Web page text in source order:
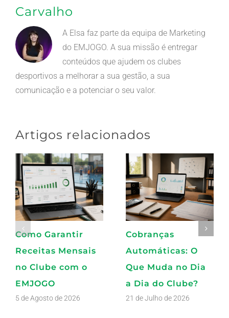
Carvalho
A Elsa faz parte da equipa de Marketing
do EMJOGO. A sua missão é entregar
conteúdos que ajudem os clubes
desportivos a melhorar a sua gestão, a sua
comunicação e a potenciar o seu valor.
Artigos relacionados
Como Garantir
Receitas Mensais
no Clube com o
EMJOGO
5 de Agosto de 2026
Cobranças
Automáticas: O
Que Muda no Dia
a Dia do Clube?
21 de Julho de 2026